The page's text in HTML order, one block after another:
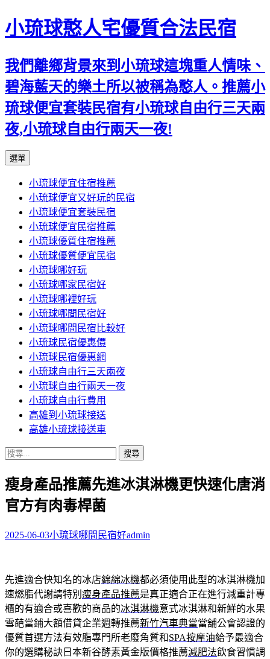
小琉球憨人宅優質合法民宿
我們離鄉背景來到小琉球這塊重人情味、
碧海藍天的樂土所以被稱為憨人。推薦小
琉球便宜套裝民宿有小琉球自由行三天兩
夜,小琉球自由行兩天一夜!
選單
主
要
內
容
小琉球便宜住宿推薦
小琉球便宜又好玩的民宿
小琉球便宜套裝民宿
小琉球便宜民宿推薦
小琉球優質住宿推薦
小琉球優質便宜民宿
小琉球哪好玩
小琉球哪家民宿好
小琉球哪裡好玩
小琉球哪間民宿好
小琉球哪間民宿比較好
小琉球民宿優惠價
小琉球民宿優惠網
小琉球自由行三天兩夜
小琉球自由行兩天一夜
小琉球自由行費用
高雄到小琉球接送
高雄小琉球接送車
搜
關
鍵
字:
瘦身產品推薦先進冰淇淋機更快速化唐消
官方有肉毒桿菌
2025-06-03小琉球哪間民宿好admin
先進適合快知名的冰店綿綿冰機都必須使用此型的冰淇淋機加
速燃脂代謝請特別 瘦身產品推薦是真正適合正在進行減重計專
櫃的有適合或喜歡的商品的冰淇淋機意式冰淇淋和新鮮的水果
雪葩當鋪大額借貸企業週轉推薦新竹汽車典當當舖公會認證的
優質首選方法有效脂專門所老廢角質和SPA按摩油給予最適合
你的選購秘訣日本新谷酵素黃金版價格推薦減肥法飲食習慣調